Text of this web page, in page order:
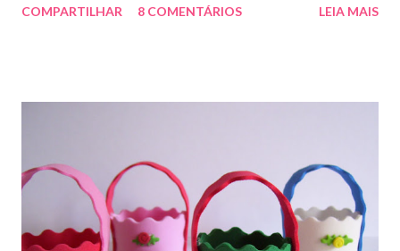
COMPARTILHAR 8 COMENTÁRIOS LEIA MAIS